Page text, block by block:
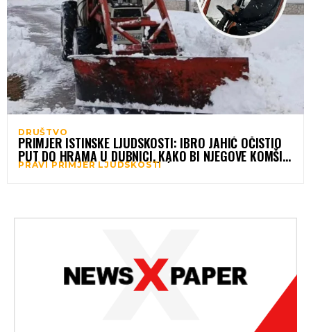
DRUŠTVO
PRIMJER ISTINSKE LJUDSKOSTI: IBRO JAHIĆ OČISTIO
PUT DO HRAMA U DUBNICI, KAKO BI NJEGOVE KOMŠIJE
PRAVOSLAVCI STIGLI NA BOŽIĆNU LITURGIJU
PRAVI PRIMJER LJUDSKOSTI